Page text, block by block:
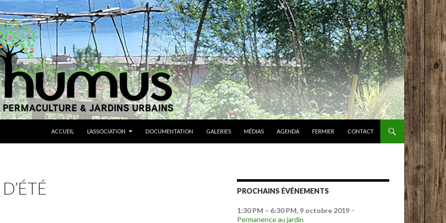
ACCUEIL
L’ASSOCIATION DOCUMENTATION GALERIES MÉDIAS AGENDA FERMIER CONTACT
PROCHAINS ÉVÉNEMENTS
1:30 PM – 6:30 PM, 9 octobre 2019 –
Permanence au jardin